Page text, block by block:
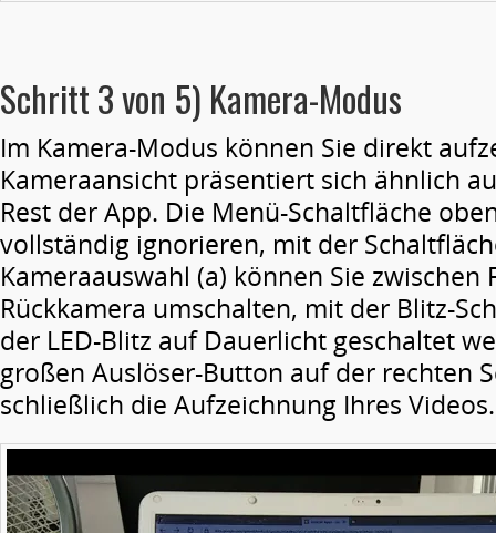
Schritt 3 von 5) Kamera-Modus
Im Kamera-Modus können Sie direkt
Kameraansicht präsentiert sich ähnlich
Rest der App. Die Menü-Schaltfläche
vollständig ignorieren, mit der
Kameraauswahl (a) können Sie zwischen
Rückkamera umschalten, mit der Blitz-
der LED-Blitz auf Dauerlicht geschaltet
großen Auslöser-Button auf der rechten
schließlich die Aufzeichnung Ihres Videos.